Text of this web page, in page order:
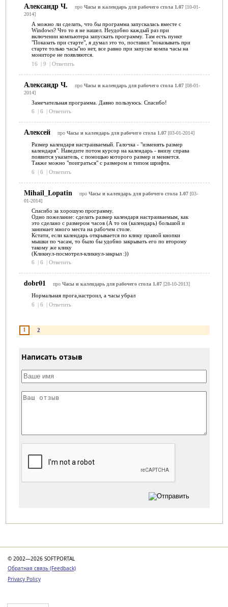
Александр Ч. про Часы и календарь для рабочего стола 1.07[10-01-
2014]
А можно ли сделать, что бы программа запускалась вместе с
Windows? Что то я не нашел. Неудобно каждый раз при
включении компьютера запускать программу. Там есть пункт
"Показать при старте", я думал это то, поставил "показывать при
старте только часы"но нет, все равно при запуске компа часы на
мониторе не появляются.
16
| 9 | Ответить
Александр Ч. про Часы и календарь для рабочего стола 1.07[08-01-
2014]
Замечательная программа. Давно пользуюсь. Спасибо!
6
| 6 | Ответить
Алексей про Часы и календарь для рабочего стола 1.07[03-01-2014]
Размер календаря настраиваемый. Галочка - "изменять размер
календаря". Наведите потом курсор на календарь - внизу справа
появится указатель, с помощью которого размер и меняется.
Также можно "поиграться" с размером и типом шрифта.
6
| 6 | Ответить
Mihail_Lopatin про Часы и календарь для рабочего стола 1.07[03-
01-2014]
Спасибо за хорошую программу.
Одно пожелание: сделать размер календаря настраиваемым, как
это сделано с размером часов (А то он (календарь) большой и
занимает много места на рабочем столе.
Кстати, если календарь открывается по клику правой кнопки
мышки по часам, то было бы удобно закрывать его по второму
такому же клику
(Кликнул-посмотрел-кликнул-закрыл :))
6
| 6 | Ответить
dobr01 про Часы и календарь для рабочего стола 1.07[28-10-2013]
Нормальная прога,настроил, а часы убрал
6
| 6 | Ответить
1 2
Написать отзыв
© 2002—2026 SOFTPORTAL
Обратная связь (Feedback)
Privacy Policy